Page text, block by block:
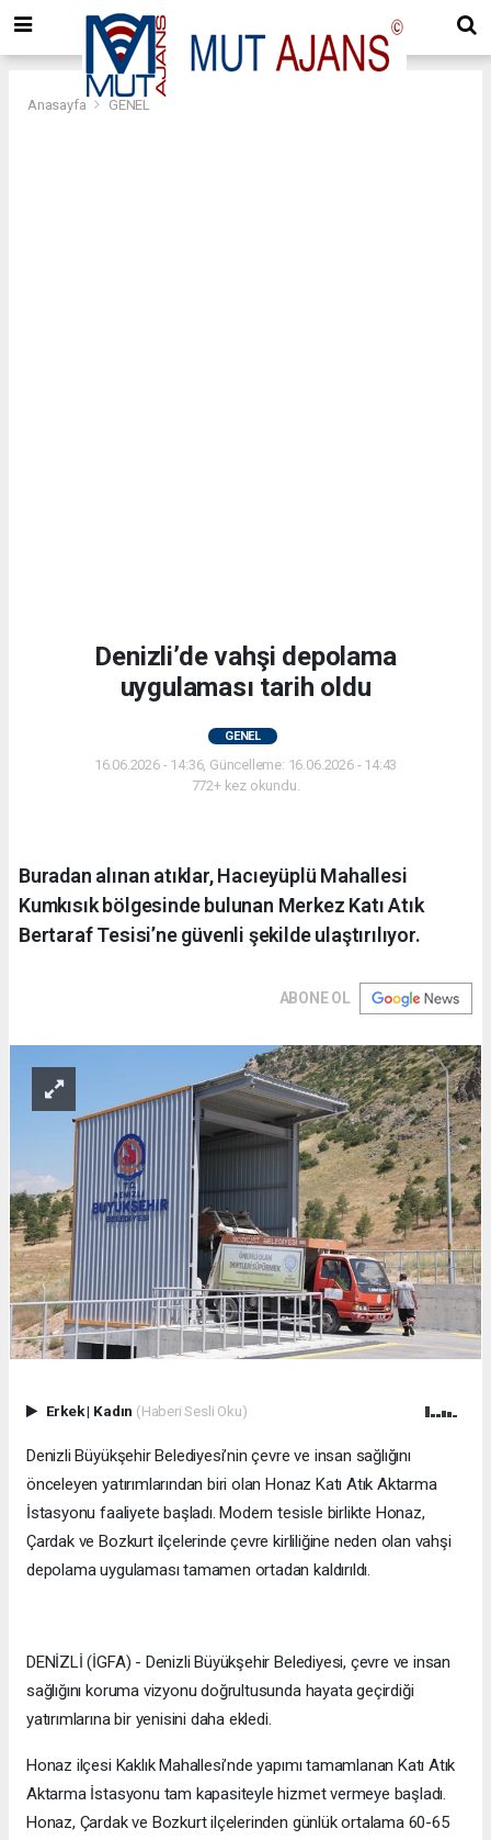
Anasayfa GENEL
Denizli’de vahşi depolama
uygulaması tarih oldu
GENEL
16.06.2026 - 14:36, Güncelleme: 16.06.2026 - 14:43
772+ kez okundu.
Buradan alınan atıklar, Hacıeyüplü Mahallesi
Kumkısık bölgesinde bulunan Merkez Katı Atık
Bertaraf Tesisi’ne güvenli şekilde ulaştırılıyor.
ABONE OL
Erkek| Kadın (Haberi Sesli Oku)
Denizli Büyükşehir Belediyesi’nin çevre ve insan sağlığını
önceleyen yatırımlarından biri olan Honaz Katı Atık Aktarma
İstasyonu faaliyete başladı. Modern tesisle birlikte Honaz,
Çardak ve Bozkurt ilçelerinde çevre kirliliğine neden olan vahşi
depolama uygulaması tamamen ortadan kaldırıldı.
DENİZLİ (İGFA) - Denizli Büyükşehir Belediyesi, çevre ve insan
sağlığını koruma vizyonu doğrultusunda hayata geçirdiği
yatırımlarına bir yenisini daha ekledi.
Honaz ilçesi Kaklık Mahallesi’nde yapımı tamamlanan Katı Atık
Aktarma İstasyonu tam kapasiteyle hizmet vermeye başladı.
Honaz, Çardak ve Bozkurt ilçelerinden günlük ortalama 60-65